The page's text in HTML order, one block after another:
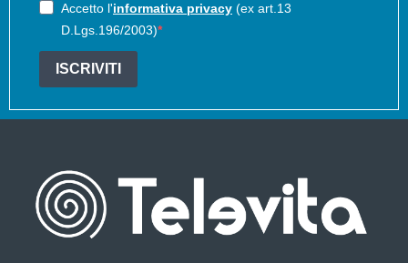
Accetto l'informativa privacy (ex art.13
D.Lgs.196/2003)
ISCRIVITI